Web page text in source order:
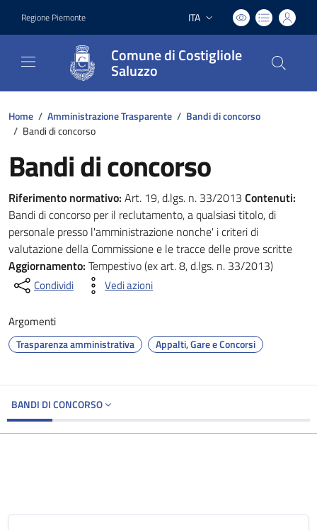
Regione Piemonte Lingua attiva:
ITA
Comune di Costigliole
Saluzzo
Home / Amministrazione Trasparente / Bandi di concorso
/ Bandi di concorso
Bandi di concorso
Riferimento normativo: Art. 19, d.lgs. n. 33/2013 Contenuti:
Bandi di concorso per il reclutamento, a qualsiasi titolo, di
personale presso l'amministrazione nonche' i criteri di
valutazione della Commissione e le tracce delle prove scritte
Aggiornamento: Tempestivo (ex art. 8, d.lgs. n. 33/2013)
Condividi Vedi azioni
Argomenti
Trasparenza amministrativa Appalti, Gare e Concorsi
BANDI DI CONCORSO